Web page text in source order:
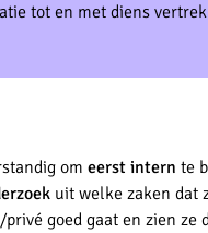
tot en met diens
om eerst intern te
uit welke zaken dat
goed gaat en zien ze